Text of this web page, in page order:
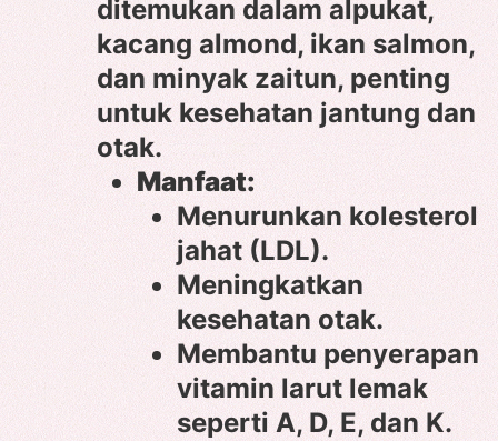
ditemukan dalam alpukat,
kacang almond, ikan salmon,
dan minyak zaitun, penting
untuk kesehatan jantung dan
otak.
Manfaat:
Menurunkan kolesterol
jahat (LDL).
Meningkatkan
kesehatan otak.
Membantu penyerapan
vitamin larut lemak
seperti A, D, E, dan K.